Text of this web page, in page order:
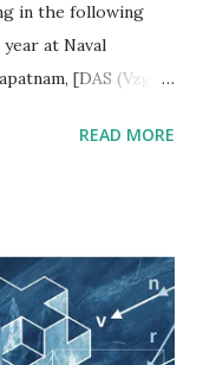
in the following
at Naval
[DAS (Vzg)]
read ni conjunction
as per Ministry of
(MSDE) office
AP-(PMU) dated
READ MORE